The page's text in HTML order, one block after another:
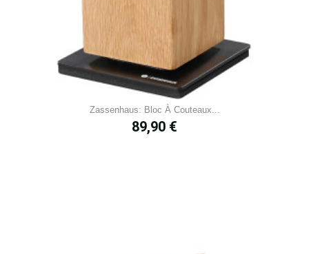
Zassenhaus: Bloc À Couteaux...
Prix
89,90 €